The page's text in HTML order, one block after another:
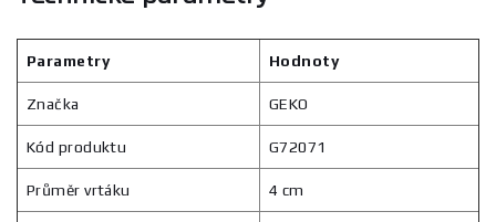
Parametry Hodnoty
Značka GEKO
Kód produktu G72071
Průměr vrtáku 4 cm